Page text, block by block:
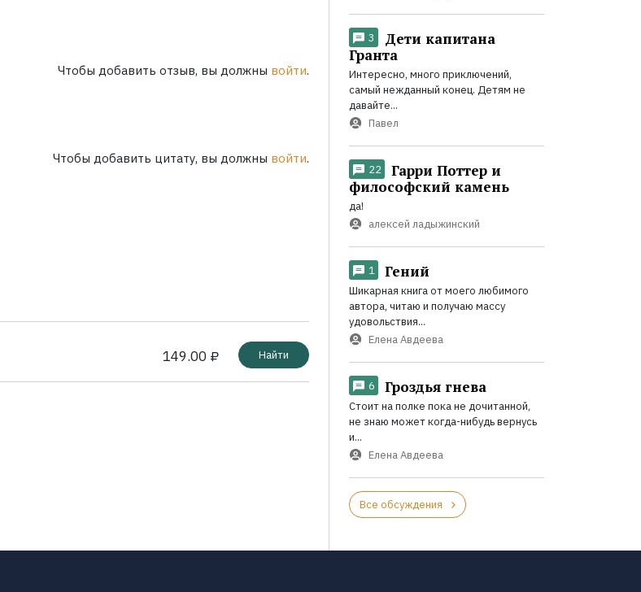
Чтобы добавить отзыв, вы должны войти.
Чтобы добавить цитату, вы должны войти.
149.00 ₽ Найти
3
Дети капитана
Гранта
Интересно, много приключений,
самый нежданный конец. Детям не
давайте...
Павел
22
Гарри Поттер и
философский камень
да!
алексей ладыжинский
1 Гений
Шикарная книга от моего любимого
автора, читаю и получаю массу
удовольствия...
Елена Авдеева
6 Гроздья гнева
Стоит на полке пока не дочитанной,
не знаю может когда-нибудь вернусь
и...
Елена Авдеева
Все обсуждения